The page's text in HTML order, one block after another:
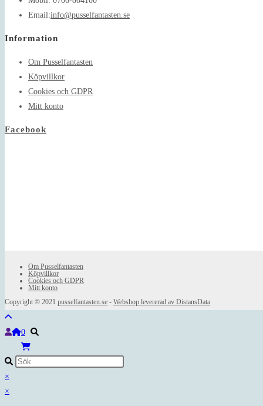
Email:info@pusselfantasten.seOpens
Information
Om Pusselfantasten
Köpvillkor
Cookies och GDPR
Mitt konto
Facebook
Om Pusselfantasten
Köpvillkor
Cookies och GDPR
Mitt konto
Copyright © 2021 pusselfantasten.se - Webshop levererad av DistansData
0
×
×